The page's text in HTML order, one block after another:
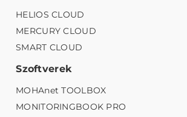
HELIOS CLOUD
MERCURY CLOUD
SMART CLOUD
Szoftverek
MOHAnet TOOLBOX
MONITORINGBOOK PRO